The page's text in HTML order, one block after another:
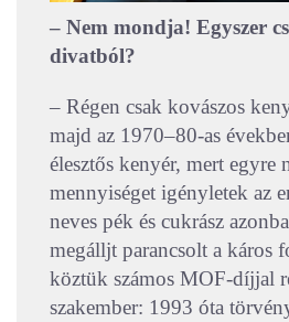
– Nem mondja! Egyszer
divatból?
– Régen csak kovászos
majd az 1970–80-as
élesztős kenyér, mert egyre
mennyiséget igényletek az
neves pék és cukrász
megálljt parancsolt a káros
köztük számos MOF-díjjal
szakember: 1993 óta